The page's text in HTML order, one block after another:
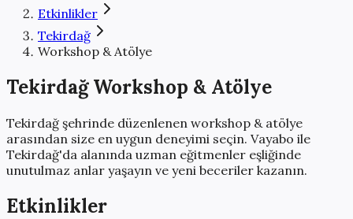
Etkinlikler
Tekirdağ
Workshop & Atölye
Tekirdağ Workshop & Atölye
Tekirdağ şehrinde düzenlenen workshop & atölye
arasından size en uygun deneyimi seçin. Vayabo ile
Tekirdağ'da alanında uzman eğitmenler eşliğinde
unutulmaz anlar yaşayın ve yeni beceriler kazanın.
Etkinlikler